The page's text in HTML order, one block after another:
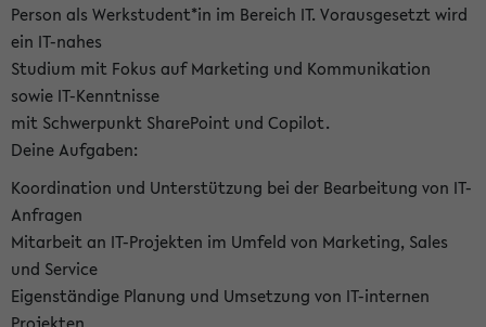
Person als Werkstudent*in im Bereich IT. Vorausgesetzt wird
ein IT-nahes
Studium mit Fokus auf Marketing und Kommunikation
sowie IT-Kenntnisse
mit Schwerpunkt SharePoint und Copilot.
Deine Aufgaben:
Koordination und Unterstützung bei der Bearbeitung von IT-
Anfragen
Mitarbeit an IT-Projekten im Umfeld von Marketing, Sales
und Service
Eigenständige Planung und Umsetzung von IT-internen